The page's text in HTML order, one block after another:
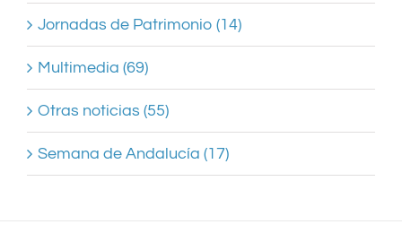
Jornadas de Patrimonio (14)
Multimedia (69)
Otras noticias (55)
Semana de Andalucía (17)